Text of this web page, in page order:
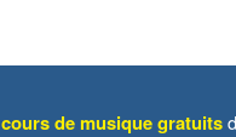
cours de musique gratuits